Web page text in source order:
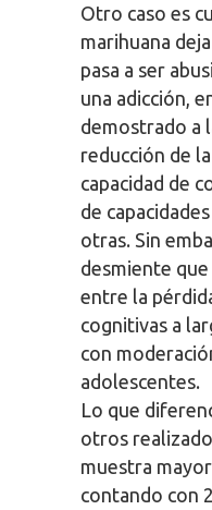
Otro caso es
marihuana
pasa a ser
una adicción,
demostrado a
reducción de
capacidad de
de
otras. Sin
desmiente
entre la
cognitivas a
con
adolescentes.
Lo que
otros
muestra
contando con